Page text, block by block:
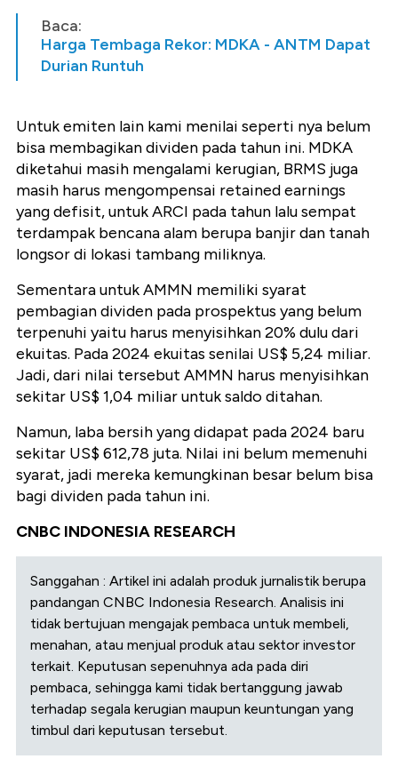
Baca:
Harga Tembaga Rekor: MDKA - ANTM Dapat
Durian Runtuh
Untuk emiten lain kami menilai seperti nya belum
bisa membagikan dividen pada tahun ini. MDKA
diketahui masih mengalami kerugian, BRMS juga
masih harus mengompensai retained earnings
yang defisit, untuk ARCI pada tahun lalu sempat
terdampak bencana alam berupa banjir dan tanah
longsor di lokasi tambang miliknya.
Sementara untuk AMMN memiliki syarat
pembagian dividen pada prospektus yang belum
terpenuhi yaitu harus menyisihkan 20% dulu dari
ekuitas. Pada 2024 ekuitas senilai US$ 5,24 miliar.
Jadi, dari nilai tersebut AMMN harus menyisihkan
sekitar US$ 1,04 miliar untuk saldo ditahan.
Namun, laba bersih yang didapat pada 2024 baru
sekitar US$ 612,78 juta. Nilai ini belum memenuhi
syarat, jadi mereka kemungkinan besar belum bisa
bagi dividen pada tahun ini.
CNBC INDONESIA RESEARCH
Sanggahan : Artikel ini adalah produk jurnalistik berupa
pandangan CNBC Indonesia Research. Analisis ini
tidak bertujuan mengajak pembaca untuk membeli,
menahan, atau menjual produk atau sektor investor
terkait. Keputusan sepenuhnya ada pada diri
pembaca, sehingga kami tidak bertanggung jawab
terhadap segala kerugian maupun keuntungan yang
timbul dari keputusan tersebut.